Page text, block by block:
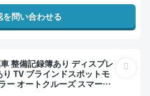
を問い合わせる
TV ブラインドスポットモ
ー オートクルーズ スマート